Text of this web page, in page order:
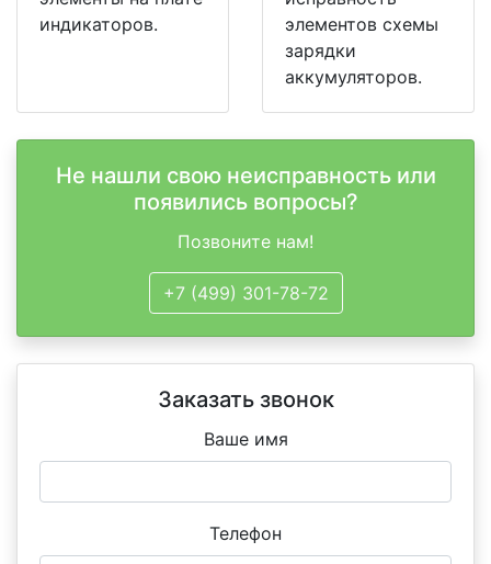
индикаторов.
элементов схемы
зарядки
аккумуляторов.
Не нашли свою неисправность или
появились вопросы?
Позвоните нам!
+7 (499) 301-78-72
Заказать звонок
Ваше имя
Телефон